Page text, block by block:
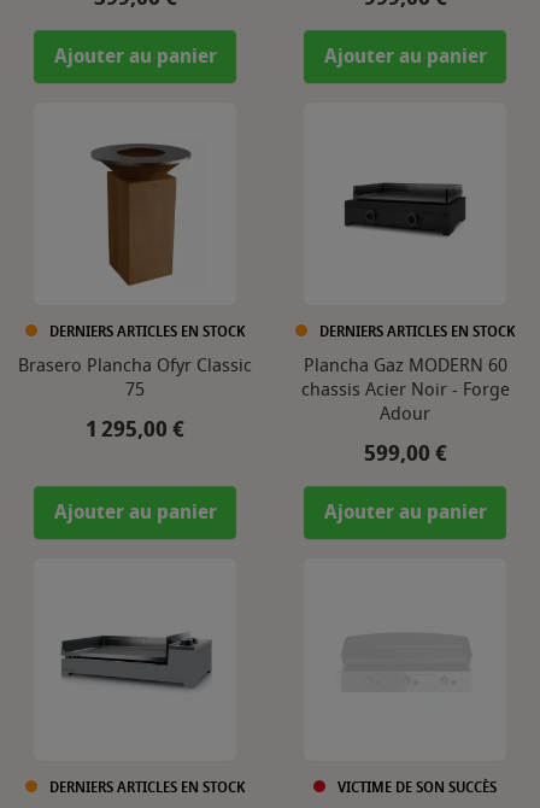
Ajouter au panier Ajouter au panier
DERNIERS ARTICLES EN STOCK
Brasero Plancha Ofyr Classic
75
Prix
1 295,00 €
Ajouter au panier
DERNIERS ARTICLES EN STOCK
Plancha Gaz MODERN 60
chassis Acier Noir - Forge
Adour
Prix
599,00 €
Ajouter au panier
DERNIERS ARTICLES EN STOCK VICTIME DE SON SUCCÈS